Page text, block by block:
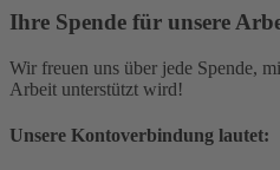
Ihre Spende für unsere
Wir freuen uns über jede Spende,
Arbeit unterstützt wird!
Unsere Kontoverbindung lautet: